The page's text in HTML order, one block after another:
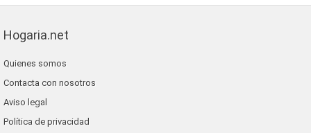
Hogaria.net
Quienes somos
Contacta con nosotros
Aviso legal
Política de privacidad